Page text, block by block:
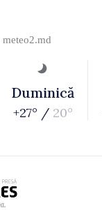
meteo2.md
Duminică
+27° / 20°